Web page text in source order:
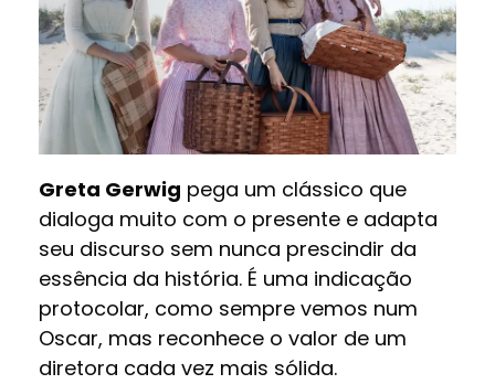
Greta Gerwig pega um clássico que
dialoga muito com o presente e adapta
seu discurso sem nunca prescindir da
essência da história. É uma indicação
protocolar, como sempre vemos num
Oscar, mas reconhece o valor de um
diretora cada vez mais sólida.